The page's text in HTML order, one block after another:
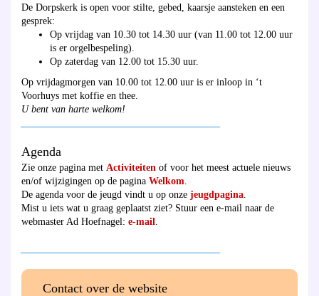
De Dorpskerk is open voor stilte, gebed, kaarsje aansteken en een
gesprek:
Op vrijdag van 10.30 tot 14.30 uur (van 11.00 tot 12.00 uur
is er orgelbespeling).
Op zaterdag van 12.00 tot 15.30 uur.
Op vrijdagmorgen van 10.00 tot 12.00 uur is er inloop in ‘t
Voorhuys met koffie en thee.
U bent van harte welkom!
Agenda
Zie onze pagina met Activiteiten of voor het meest actuele nieuws
en/of wijzigingen op de pagina Welkom
De agenda voor de jeugd vindt u op onze jeugdpagina
Mist u iets wat u graag geplaatst ziet? Stuur een e-mail naar de
webmaster Ad Hoefnagel: e-mail
Contact over de website